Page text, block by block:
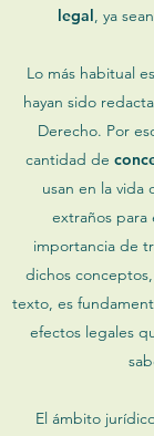
legal, ya
Lo más habitual
hayan sido
Derecho. Por
cantidad de
usan en la vida
extraños para
importancia de
dichos
texto, es
efectos legales
El ámbito